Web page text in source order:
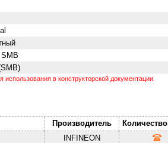
в конструкторской документации.
Производитель Количество
INFINEON